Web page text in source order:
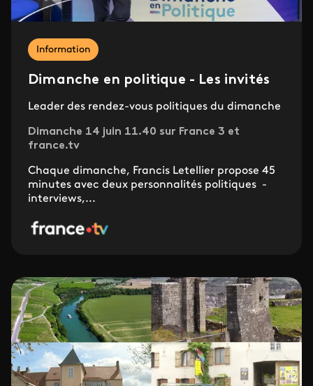
Information
Dimanche en politique - Les invités
Leader des rendez-vous politiques du dimanche
Dimanche 14 juin 11.40 sur France 3 et
france.tv
Chaque dimanche, Francis Letellier propose 45
minutes avec deux personnalités politiques -
interviews,...